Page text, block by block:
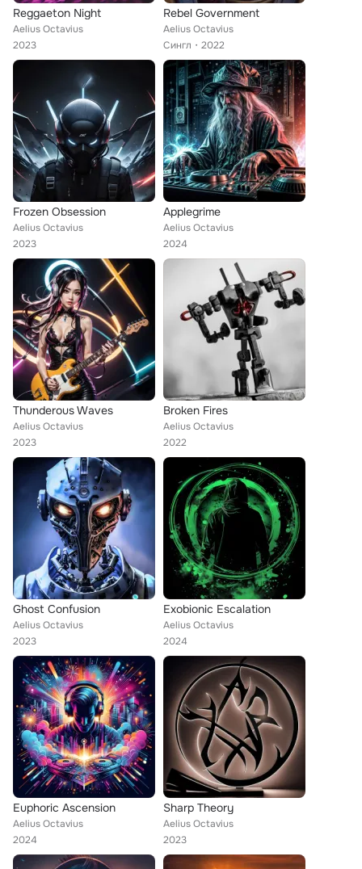
Reggaeton Night
Aelius Octavius
2023
Rebel Government
Aelius Octavius
Сингл
2022
Frozen Obsession
Aelius Octavius
2023
Applegrime
Aelius Octavius
2024
Thunderous Waves
Aelius Octavius
2023
Broken Fires
Aelius Octavius
2022
Ghost Confusion
Aelius Octavius
2023
Exobionic Escalation
Aelius Octavius
2024
Euphoric Ascension
Aelius Octavius
2024
Sharp Theory
Aelius Octavius
2023